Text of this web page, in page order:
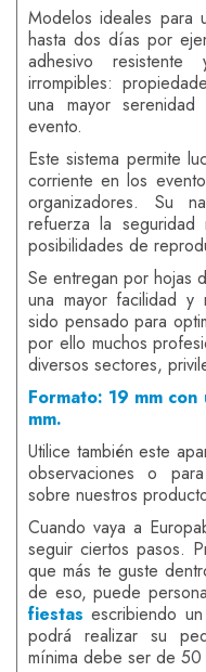
Modelos ideales para
hasta dos días por
adhesivo
irrompibles:
una mayor
evento.
Este sistema permite
corriente en los
organizadores. Su
refuerza la seguridad
posibilidades de
Se entregan por hojas
una mayor facilidad y
sido pensado para
por ello muchos
diversos sectores,
Formato: 19 mm
mm.
Utilice también este
observaciones o
sobre nuestros
Cuando vaya a
seguir ciertos pasos.
que más te guste
de eso, puede
fiestas escribiendo
podrá realizar su
mínima debe ser de 50